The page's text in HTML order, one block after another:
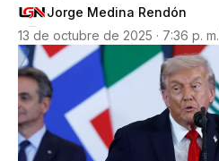
Jorge Medina Rendón
13 de octubre de 2025 · 7:36 p. m.